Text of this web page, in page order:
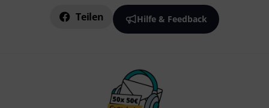
Teilen Hilfe & Feedback